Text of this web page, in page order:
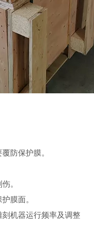
防保护膜。
。
膜面。
机器运行频率及调整